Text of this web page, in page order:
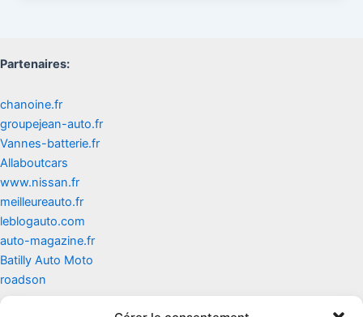
Partenaires:
chanoine.fr
groupejean-auto.fr
Vannes-batterie.fr
Allaboutcars
www.nissan.fr
meilleureauto.fr
leblogauto.com
auto-magazine.fr
Batilly Auto Moto
roadson